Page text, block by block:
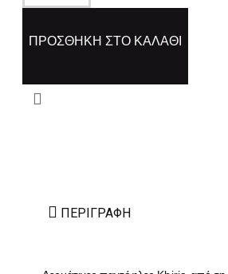
ΠΡΟΣΘΉΚΗ ΣΤΟ ΚΑΛΆΘΙ
ΠΕΡΙΓΡΑΦΉ